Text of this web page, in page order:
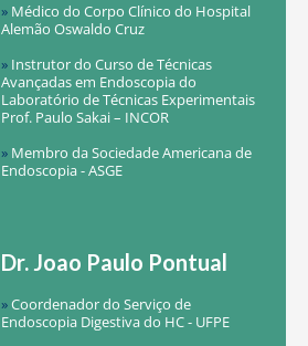
» Médico do Corpo Clínico do Hospital
Alemão Oswaldo Cruz
» Instrutor do Curso de Técnicas
Avançadas em Endoscopia do
Laboratório de Técnicas Experimentais
Prof. Paulo Sakai – INCOR
» Membro da Sociedade Americana de
Endoscopia - ASGE
Dr. Joao Paulo Pontual
»Coordenador do Serviço de
Endoscopia Digestiva do HC - UFPE